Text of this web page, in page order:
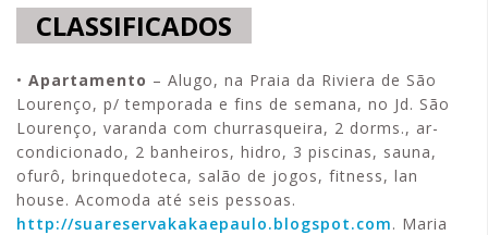
CLASSIFICADOS
• Apartamento – Alugo, na Praia da Riviera de São
Lourenço, p/ temporada e fins de semana, no Jd. São
Lourenço, varanda com churrasqueira, 2 dorms., ar-
condicionado, 2 banheiros, hidro, 3 piscinas, sauna,
ofurô, brinquedoteca, salão de jogos, fitness, lan
house. Acomoda até seis pessoas.
http://suareservakakaepaulo.blogspot.com. Maria